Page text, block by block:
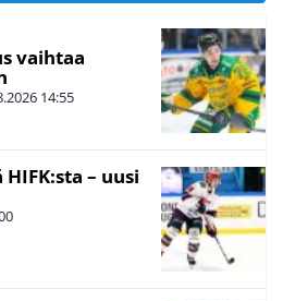
vaihtaa
14:55
– uusi